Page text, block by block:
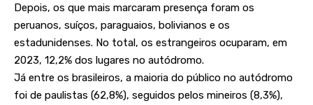
Depois, os que mais marcaram presença foram os
peruanos, suíços, paraguaios, bolivianos e os
estadunidenses. No total, os estrangeiros ocuparam, em
2023, 12,2% dos lugares no autódromo.
Já entre os brasileiros, a maioria do público no autódromo
foi de paulistas (62,8%), seguidos pelos mineiros (8,3%),